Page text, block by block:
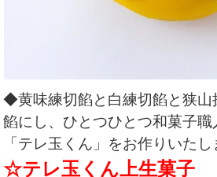
◆黄味練切餡と白練切餡と狭山
餡にし、ひとつひとつ和菓子
「テレ玉くん」をお作りいたし
☆テレ玉くん上生菓子